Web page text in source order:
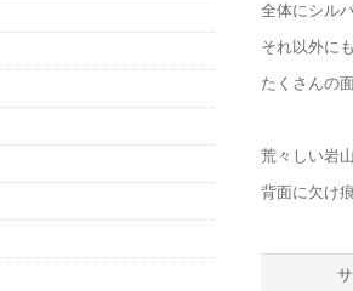
全体にシル
それ以外に
たくさんの
荒々しい岩
背面に欠け